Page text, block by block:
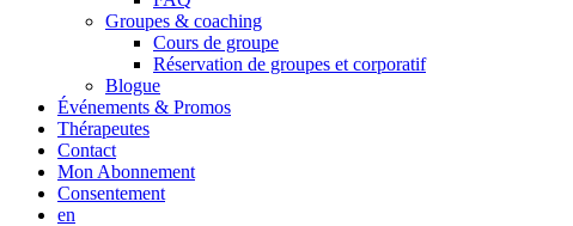
Groupes & coaching
Cours de groupe
Réservation de groupes et corporatif
Blogue
Événements & Promos
Thérapeutes
Contact
Mon Abonnement
Consentement
en